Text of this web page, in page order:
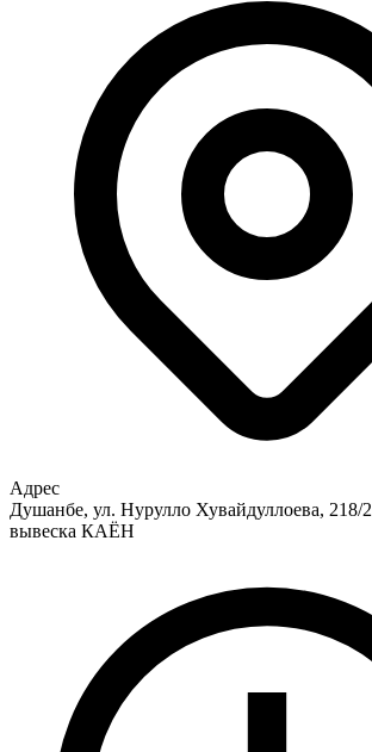
Адрес
Душанбе, ул. Нурулло Хувайдуллоева, 218/2
вывеска КАЁН